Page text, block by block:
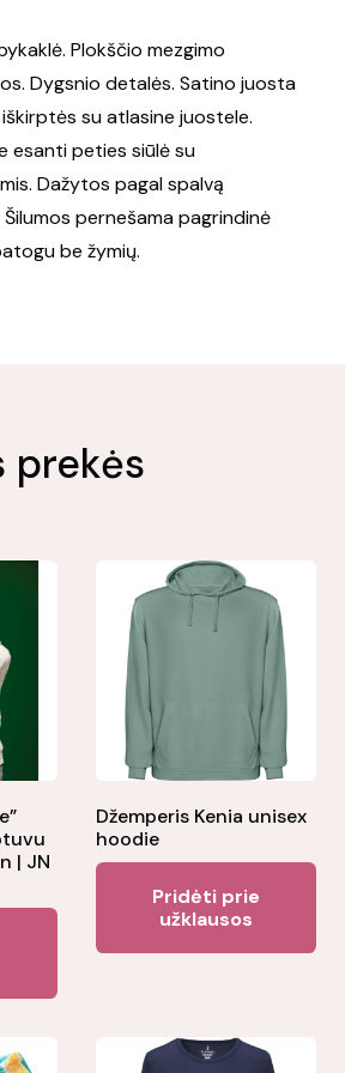
Plokščio mezgimo
Dygsnio detalės. Satino juosta
su atlasine juostele.
esanti peties siūlė su
Dažytos pagal spalvą
pernešama pagrindinė
be žymių.
prekės
| JN
product
has
Džemperis Kenia unisex
hoodie
Pridėti prie
užklausos